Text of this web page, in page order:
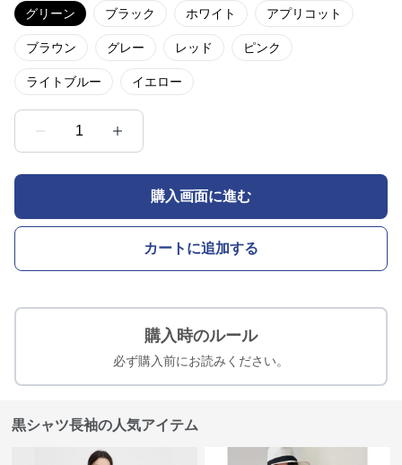
グリーン ブラック ホワイト アプリコット
ブラウン グレー レッド ピンク
ライトブルー イエロー
1
購入画面に進む
カートに追加する
購入時のルール
必ず購入前にお読みください。
黒シャツ長袖の人気アイテム